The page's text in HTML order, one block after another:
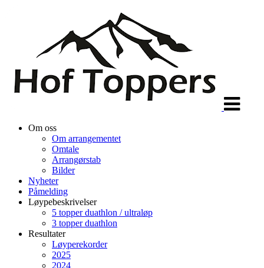
Om oss
Om arrangementet
Omtale
Arrangørstab
Bilder
Nyheter
Påmelding
Løypebeskrivelser
5 topper duathlon / ultraløp
3 topper duathlon
Resultater
Løyperekorder
2025
2024